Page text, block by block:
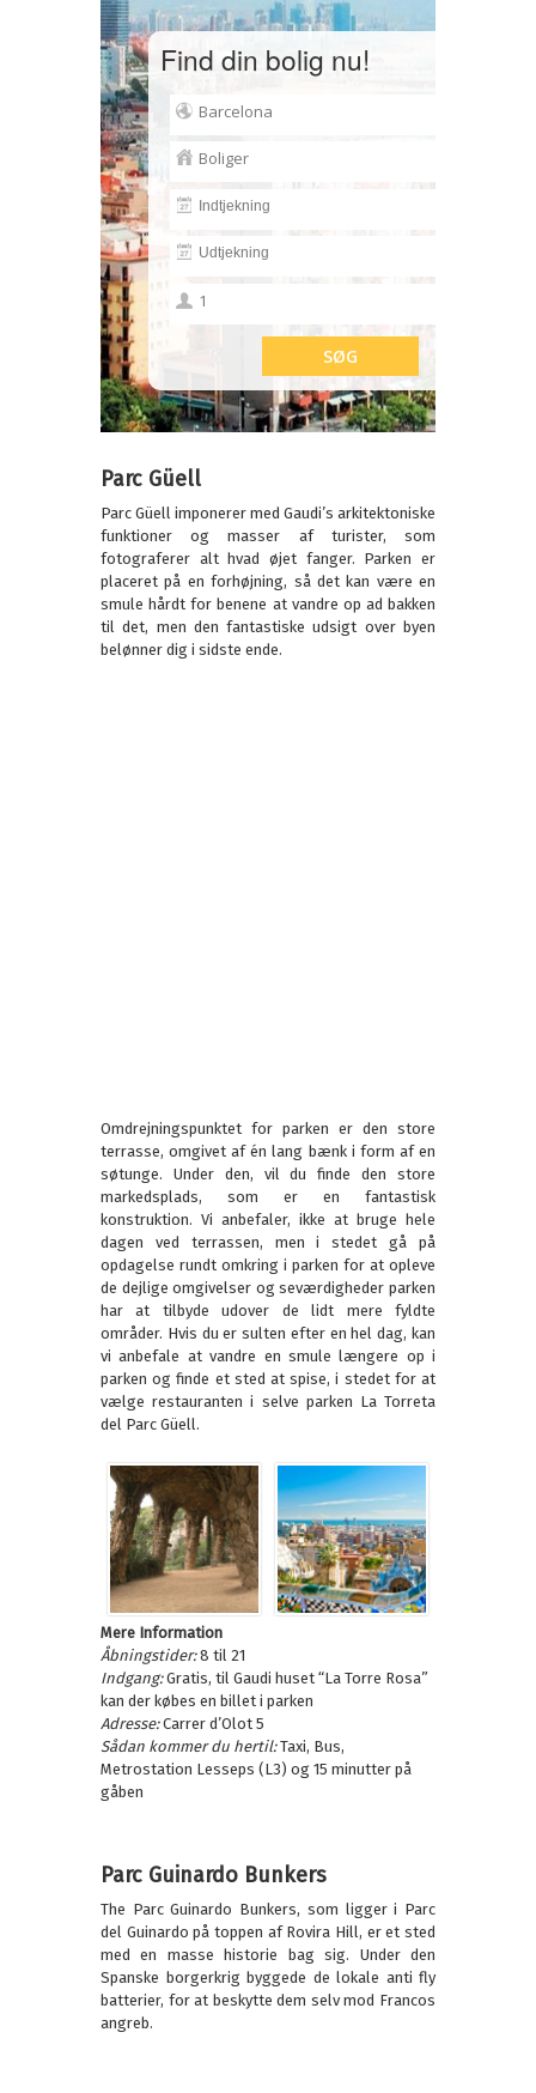
Find din bolig nu!
Parc Güell
Parc Güell imponerer med Gaudi’s arkitektoniske
funktioner og masser af turister, som
fotograferer alt hvad øjet fanger. Parken er
placeret på en forhøjning, så det kan være en
smule hårdt for benene at vandre op ad bakken
til det, men den fantastiske udsigt over byen
belønner dig i sidste ende.
Omdrejningspunktet for parken er den store
terrasse, omgivet af én lang bænk i form af en
søtunge. Under den, vil du finde den store
markedsplads, som er en fantastisk
konstruktion. Vi anbefaler, ikke at bruge hele
dagen ved terrassen, men i stedet gå på
opdagelse rundt omkring i parken for at opleve
de dejlige omgivelser og seværdigheder parken
har at tilbyde udover de lidt mere fyldte
områder. Hvis du er sulten efter en hel dag, kan
vi anbefale at vandre en smule længere op i
parken og finde et sted at spise, i stedet for at
vælge restauranten i selve parken La Torreta
del Parc Güell.
Mere Information
Åbningstider:8 til 21
Indgang:Gratis, til Gaudi huset “La Torre Rosa”
kan der købes en billet i parken
Adresse:Carrer d’Olot 5
Sådan kommer du hertil:Taxi, Bus,
Metrostation Lesseps (L3) og 15 minutter på
gåben
Parc Guinardo Bunkers
The Parc Guinardo Bunkers, som ligger i Parc
del Guinardo på toppen af Rovira Hill, er et sted
med en masse historie bag sig. Under den
Spanske borgerkrig byggede de lokale anti fly
batterier, for at beskytte dem selv mod Francos
angreb.